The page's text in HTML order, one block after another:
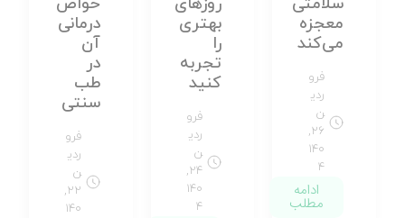
معجزه
می‌کند
فرو
ردی
ن
۲۶,
۱۴۰
۴
ادامه
مطلب
بهتری
را
تجربه
کنید
فرو
ردی
ن
۲۴,
۱۴۰
۴
درمانی
آن
در
طب
سنتی
فرو
ردی
ن
۲۲,
۱۴۰